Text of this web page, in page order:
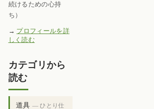
続けるための心持
ち）
→ プロフィールを詳
しく読む
カテゴリから
読む
道具 — ひとり仕